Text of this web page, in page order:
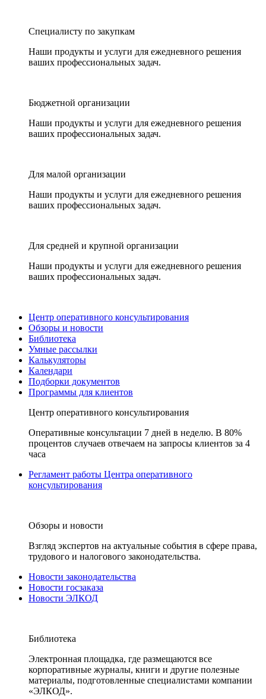
Специалисту по закупкам
Наши продукты и услуги для ежедневного решения
ваших профессиональных задач.
Бюджетной организации
Наши продукты и услуги для ежедневного решения
ваших профессиональных задач.
Для малой организации
Наши продукты и услуги для ежедневного решения
ваших профессиональных задач.
Для средней и крупной организации
Наши продукты и услуги для ежедневного решения
ваших профессиональных задач.
Центр оперативного консультирования
Обзоры и новости
Библиотека
Умные рассылки
Калькуляторы
Календари
Подборки документов
Программы для клиентов
Центр оперативного консультирования
Оперативные консультации 7 дней в неделю. В 80%
процентов случаев отвечаем на запросы клиентов за 4
часа
Регламент работы Центра оперативного
консультирования
Обзоры и новости
Взгляд экспертов на актуальные события в сфере права,
трудового и налогового законодательства.
Новости законодательства
Новости госзаказа
Новости ЭЛКОД
Библиотека
Электронная площадка, где размещаются все
корпоративные журналы, книги и другие полезные
материалы, подготовленные специалистами компании
«ЭЛКОД».